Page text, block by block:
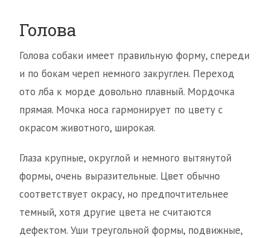
Голова
Голова собаки имеет правильную форму, спереди
и по бокам череп немного закруглен. Переход
ото лба к морде довольно плавный. Мордочка
прямая. Мочка носа гармонирует по цвету с
окрасом животного, широкая.
Глаза крупные, округлой и немного вытянутой
формы, очень выразительные. Цвет обычно
соответствует окрасу, но предпочтительнее
темный, хотя другие цвета не считаются
дефектом. Уши треугольной формы, подвижные,